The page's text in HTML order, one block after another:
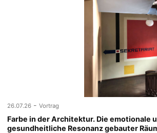
26.07.26 - Vortrag
Farbe in der Architektur. Die emotionale
gesundheitliche Resonanz gebauter